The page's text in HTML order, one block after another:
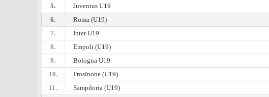
5.
Juventus U19
6.
Roma (U19)
7.
Inter U19
8.
Empoli (U19)
9.
Bologna U19
10.
Frosinone (U19)
11.
Sampdoria (U19)